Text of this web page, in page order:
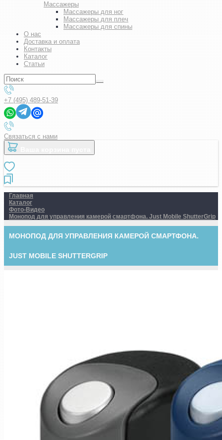
Массажеры
Массажеры для ног
Массажеры для плеч
Массажеры для спины
О нас
Доставка и оплата
Контакты
Каталог
Статьи
+7 (495) 489-51-39
Связаться с нами
Главная
Каталог
Фото-Видео
Монопод для управления камерой смартфона. Just Mobile ShutterGrip
МОНОПОД ДЛЯ УПРАВЛЕНИЯ КАМЕРОЙ СМАРТФОНА.
JUST MOBILE SHUTTERGRIP